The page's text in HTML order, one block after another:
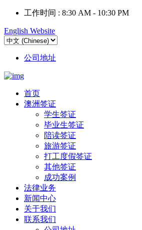
工作时间 : 8:30 AM - 10:30 PM
English Website
公司地址
首页
澳洲签证
学生签证
毕业生签证
陪读签证
旅游签证
打工度假签证
其他签证
成功案例
法律业务
新闻中心
关于我们
联系我们